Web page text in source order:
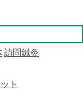
訪問鍼灸
ト